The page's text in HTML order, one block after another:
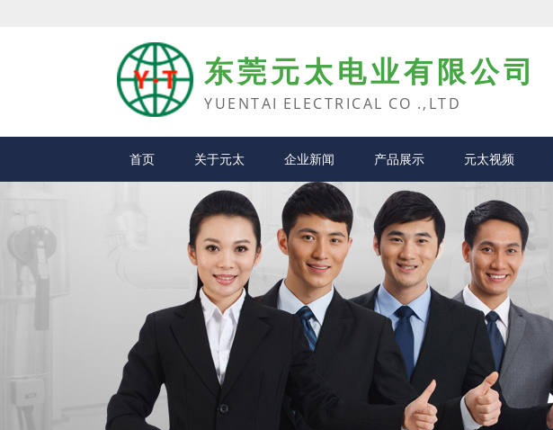
东莞元太电业有限公司
YUENTAI ELECTRICAL CO .,LTD
首页 关于元太 企业新闻 产品展示 元太视频